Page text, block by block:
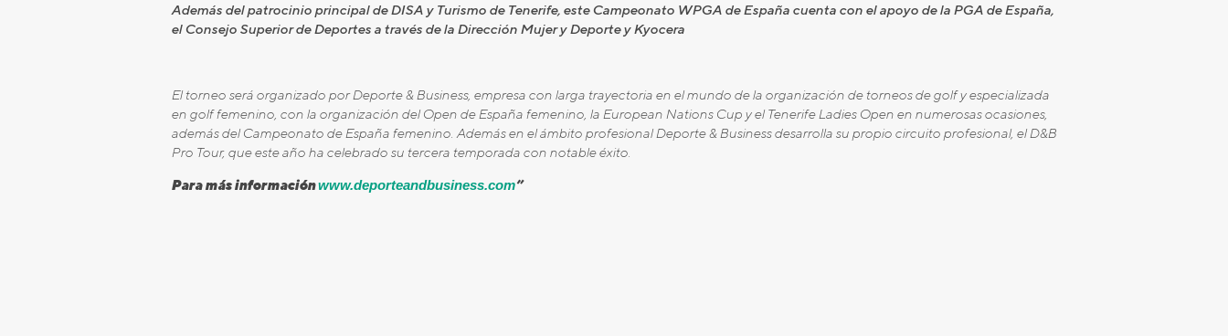
Además del patrocinio principal de DISA y Turismo de Tenerife, este Campeonato WPGA de España cuenta con el apoyo de la PGA de España,
el Consejo Superior de Deportes a través de la Dirección Mujer y Deporte y Kyocera
El torneo será organizado por Deporte & Business, empresa con larga trayectoria en el mundo de la organización de torneos de golf y especializada
en golf femenino, con la organización del Open de España femenino, la European Nations Cup y el Tenerife Ladies Open en numerosas ocasiones,
además del Campeonato de España femenino. Además en el ámbito profesional Deporte & Business desarrolla su propio circuito profesional, el D&B
Pro Tour, que este año ha celebrado su tercera temporada con notable éxito.
Para más informaciónwww.deporteandbusiness.com”